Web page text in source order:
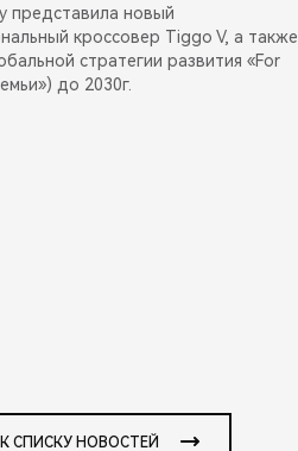
представила новый
кроссовер Tiggo V, а также
стратегии развития «For
до 2030г.
К СПИСКУ НОВОСТЕЙ